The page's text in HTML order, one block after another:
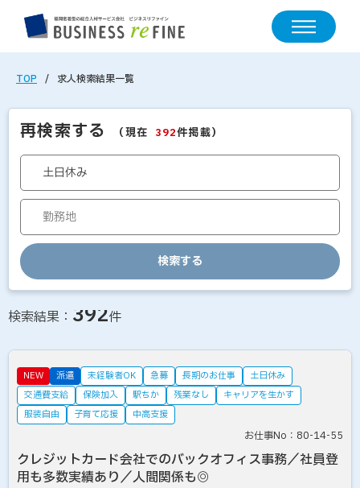
TOP 求人検索結果一覧
再検索する （現在 392件掲載）
検索する
求人情報の検索結果一覧
検索結果： 392件
NEW 派遣 未経験者OK 急募 長期のお仕事
土日休み
交通費支給
保険加入 駅ちか 残業なし
キャリアを生かす
服装自由
子育て応援 中高支援
お仕事No：80-14-55
クレジットカード会社でのバックオフィス事務／社員登
用も多数実績あり／人間関係も◎